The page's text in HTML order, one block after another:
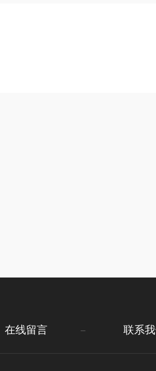
在线留言 联系